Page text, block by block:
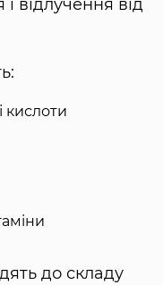
відлучення від
кислоти
до складу